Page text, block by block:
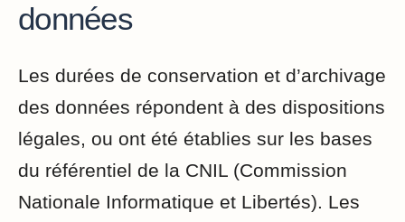
données
Les durées de conservation et d’archivage
des données répondent à des dispositions
légales, ou ont été établies sur les bases
du référentiel de la CNIL (Commission
Nationale Informatique et Libertés). Les